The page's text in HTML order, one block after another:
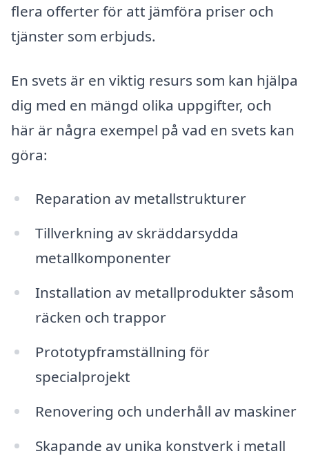
flera offerter för att jämföra priser och
tjänster som erbjuds.
En svets är en viktig resurs som kan hjälpa
dig med en mängd olika uppgifter, och
här är några exempel på vad en svets kan
göra:
Reparation av metallstrukturer
Tillverkning av skräddarsydda
metallkomponenter
Installation av metallprodukter såsom
räcken och trappor
Prototypframställning för
specialprojekt
Renovering och underhåll av maskiner
Skapande av unika konstverk i metall